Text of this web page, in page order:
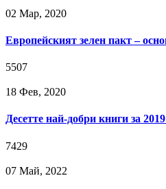
02 Мар, 2020
Европейският зелен пакт –
5507
18 Фев, 2020
Десетте най-добри книги за
7429
07 Май, 2022